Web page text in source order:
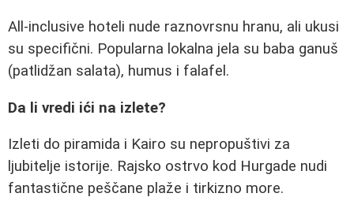
All-inclusive hoteli nude raznovrsnu hranu, ali ukusi
su specifični. Popularna lokalna jela su baba ganuš
(patlidžan salata), humus i falafel.
Da li vredi ići na izlete?
Izleti do piramida i Kairo su nepropuštivi za
ljubitelje istorije. Rajsko ostrvo kod Hurgade nudi
fantastične peščane plaže i tirkizno more.